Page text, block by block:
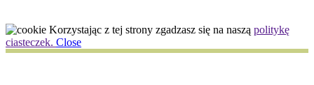
Korzystając z tej strony zgadzasz się na naszą politykę
ciasteczek. Close